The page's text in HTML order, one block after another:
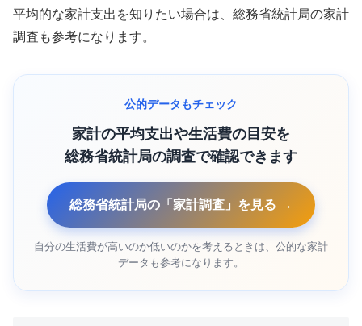
平均的な家計支出を知りたい場合は、総務省統計局の家計
調査も参考になります。
公的データもチェック
家計の平均支出や生活費の目安を
総務省統計局の調査で確認できます
総務省統計局の「家計調査」を見る →
自分の生活費が高いのか低いのかを考えるときは、公的な家計
データも参考になります。